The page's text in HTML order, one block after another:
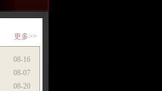
更多>>
08-16
08-07
08-20